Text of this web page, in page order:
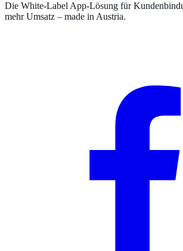
Die White-Label App-Lösung für
mehr Umsatz – made in Austria.